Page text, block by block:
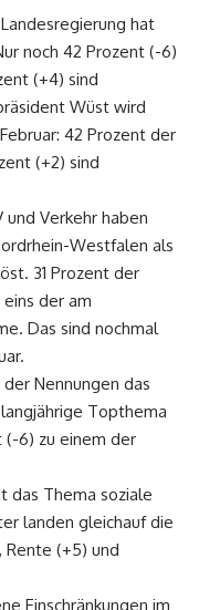
hat
noch 42 Prozent (-6)
(+4) sind
Wüst wird
42 Prozent der
(+2) sind
Verkehr haben
Westfalen als
31 Prozent der
der am
Das sind nochmal
Nennungen das
Topthema
(-6) zu einem der
das Thema soziale
landen gleichauf die
Rente (+5) und
Einschränkungen im